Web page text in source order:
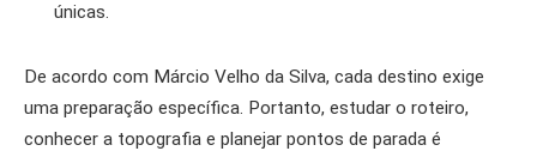
únicas.
De acordo com Márcio Velho da Silva, cada destino exige
uma preparação específica. Portanto, estudar o roteiro,
conhecer a topografia e planejar pontos de parada é